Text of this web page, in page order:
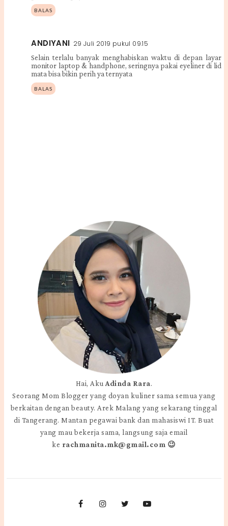
BALAS
ANDIYANI 29 Juli 2019 pukul 09.15
Selain terlalu banyak menghabiskan waktu di depan layar
monitor laptop & handphone, seringnya pakai eyeliner di lid
mata bisa bikin perih ya ternyata
BALAS
Hai, AkuAdinda Rara.
Seorang Mom Blogger yang doyan kuliner sama semua yang
berkaitan dengan beauty. Arek Malang yang sekarang tinggal
di Tangerang. Mantan pegawai bank dan mahasiswi IT. Buat
yang mau bekerja sama, langsung saja email
ke rachmanita.mk@gmail.com 😉